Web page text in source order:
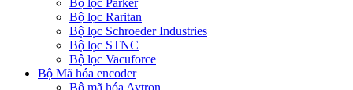
Bộ lọc Raritan
Bộ lọc Schroeder Industries
Bộ lọc STNC
Bộ lọc Vacuforce
Bộ Mã hóa encoder
Bộ mã hóa Avtron